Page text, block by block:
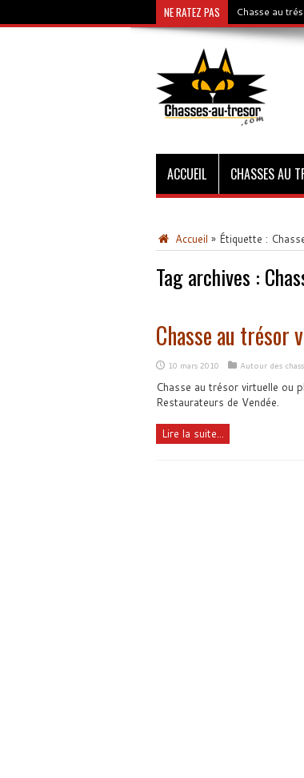
NE RATEZ PAS Chasse au
ACCUEIL CHASSES AU
Accueil » Étiquette :
Tag archives :
Chasse au trésor
10 mars 2010 Autour des
Chasse au trésor virtuelle ou
Restaurateurs de Vendée.
Lire la suite...